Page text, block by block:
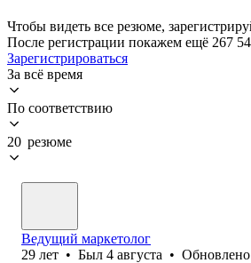
Чтобы видеть все резюме,
После регистрации покажем ещё 267
Зарегистрироваться
За всё время
По соответствию
20 резюме
Ведущий маркетолог
29 лет • Был 4 августа • Обновлено